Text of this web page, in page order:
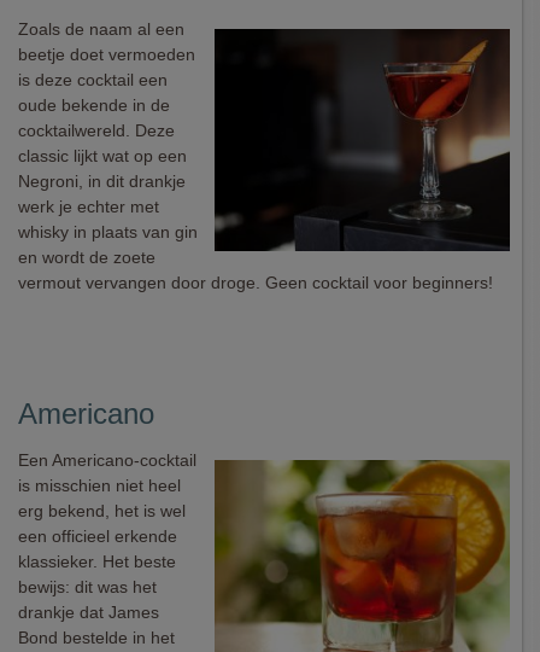
Zoals de naam al een
beetje doet vermoeden
is deze cocktail een
oude bekende in de
cocktailwereld. Deze
classic lijkt wat op een
Negroni, in dit drankje
werk je echter met
whisky in plaats van gin
en wordt de zoete
vermout vervangen door droge. Geen cocktail voor beginners!
Americano
Een Americano-cocktail
is misschien niet heel
erg bekend, het is wel
een officieel erkende
klassieker. Het beste
bewijs: dit was het
drankje dat James
Bond bestelde in het